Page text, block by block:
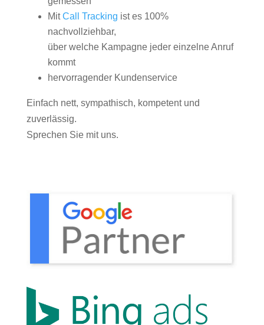
MitCall Tracking ist es 100%
nachvollziehbar,
über welche Kampagne jeder einzelne Anruf
kommt
hervorragender Kundenservice
Einfach nett, sympathisch, kompetent und
zuverlässig.
Sprechen Sie mit uns.